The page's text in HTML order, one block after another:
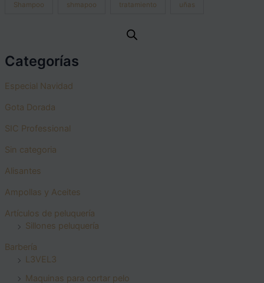
Shampoo shmapoo tratamiento uñas
Categorías
Especial Navidad
Gota Dorada
SIC Professional
Sin categoria
Alisantes
Ampollas y Aceites
Artículos de peluquería
Sillones peluquería
Barbería
L3VEL3
Maquinas para cortar pelo